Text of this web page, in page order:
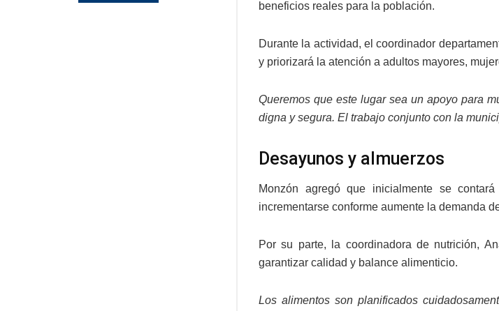
beneficios reales para la población.
Durante la actividad, el coordinador
y priorizará la atención a adultos mayores,
Queremos que este lugar sea un apoyo para
digna y segura. El trabajo conjunto con la
Desayunos y almuerzos
Monzón agregó que inicialmente se
incrementarse conforme aumente la demanda
Por su parte, la coordinadora de nutrición,
garantizar calidad y balance alimenticio.
Los alimentos son planificados